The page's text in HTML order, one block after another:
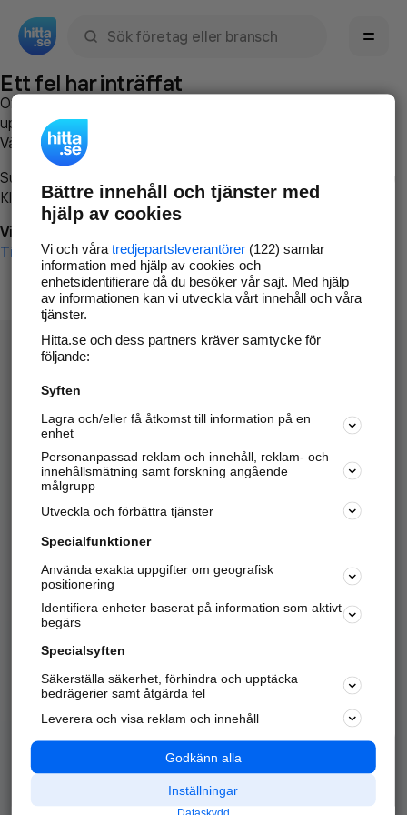
Ett fel har inträffat
Om du vill kan du
uppstod så att vi lättare och snabbare kan avhjälpa det.
Vänligen försök med följande:
Surfa till
Klicka påTillbaka-knappen i webbläsaren och försök igen
Vi beklagar besväret!
Till startsidan
Hitta.se - Gratis nummerupplysning.
Sök företag, personer och platser.
Hitta telefonnummer, adresser, företagsinfo mm.
Marknadsför företaget
Kom igång och annonsera mot
samarbetspartners nära dig.
Alla kategorier
Populära sökningar
API & Kartor
Annonsera
Integritet
Nödnummer
Bättre innehåll och tjänster med
hjälp av cookies
Vi och våra tredjepartsleverantörer(122) samlar
information med hjälp av cookies och
enhetsidentifierare då du besöker vår sajt. Med hjälp
av informationen kan vi utveckla vårt innehåll och våra
tjänster.
Hitta.se och dess partners kräver samtycke för
följande:
Syften
Lagra och/eller få åtkomst till information på en
enhet
Personanpassad reklam och innehåll, reklam- och
innehållsmätning samt forskning angående
målgrupp
Utveckla och förbättra tjänster
Specialfunktioner
Använda exakta uppgifter om geografisk
positionering
Identifiera enheter baserat på information som aktivt
begärs
Specialsyften
Säkerställa säkerhet, förhindra och upptäcka
bedrägerier samt åtgärda fel
Leverera och visa reklam och innehåll
Godkänn alla
Inställningar
Dataskydd